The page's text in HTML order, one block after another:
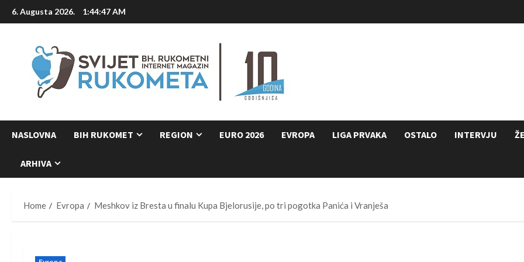
Skip
to
6. Augusta 2026. 1:44:48 AM
NASLOVNA BIH RUKOMET REGION EURO 2026 EVROPA LIGA PRVAKA OSTALO INTERVJU
ARHIVA
Home Evropa Meshkov iz Bresta u finalu Kupa Bjelorusije, po tri pogotka Panića i Vranješa